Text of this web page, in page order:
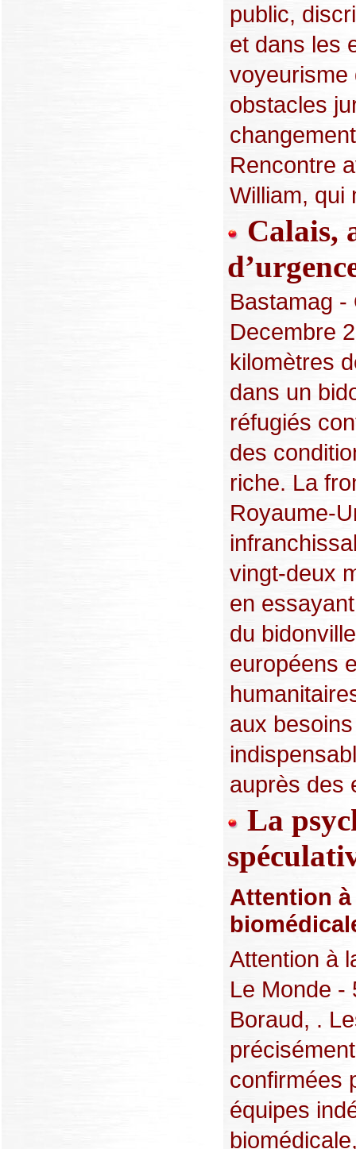
public,
et dans les
voyeurisme
obstacles
Rencontre
William, qui
Calais,
Bastamag -
Decembre
kilomètres
dans un
réfugiés
des
riche. La
Royaume-
vingt-deux
en
du
européens
aux
auprès des
La
Attention
Attention à
Le Monde -
Boraud, .
confirmées
équipes